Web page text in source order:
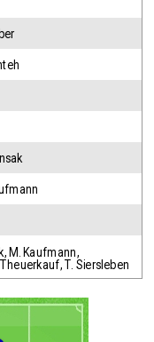
, M. Kaufmann,
Theuerkauf,T. Siersleben